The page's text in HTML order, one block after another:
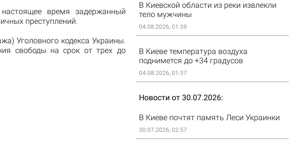
время задержанный
преступлений.
Уголовного кодекса Украины.
свободы на срок от трех до
В Киевской области из реки извлекли
тело мужчины
04.08.2026, 01:39
В Киеве температура воздуха
поднимется до +34 градусов
04.08.2026, 01:37
Новости от 30.07.2026
В Киеве почтят память Леси Украинки
30.07.2026, 02:57